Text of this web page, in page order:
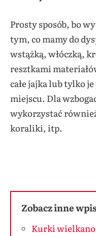
Prosty sposób, bo
tym, co mamy do
wstążką, włóczką,
resztkami
całe jajka lub tylko
miejscu. Dla
wykorzystać
koraliki, itp.
Zobacz inne
Kurki